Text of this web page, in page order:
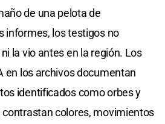
de una pelota de
informes, los testigos no
la vio antes en la región. Los
en los archivos documentan
identificados como orbes y
colores, movimientos